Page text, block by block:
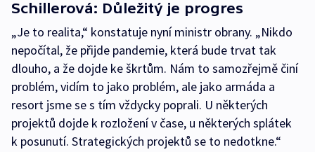
Schillerová: Důležitý je progres
„Je to realita,“ konstatuje nyní ministr obrany. „Nikdo
nepočítal, že přijde pandemie, která bude trvat tak
dlouho, a že dojde ke škrtům. Nám to samozřejmě činí
problém, vidím to jako problém, ale jako armáda a
resort jsme se s tím vždycky poprali. U některých
projektů dojde k rozložení v čase, u některých splátek
k posunutí. Strategických projektů se to nedotkne.“